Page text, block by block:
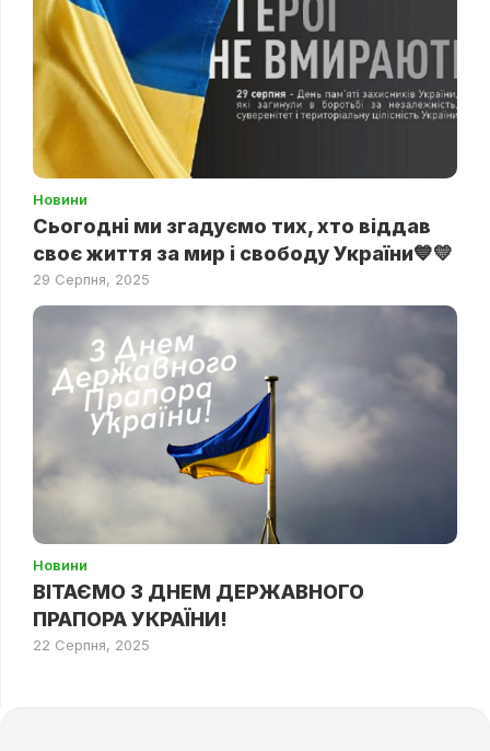
Новини
Сьогодні ми згадуємо тих, хто віддав
своє життя за мир і свободу України💙💛
29 Серпня, 2025
Новини
ВІТАЄМО З ДНЕМ ДЕРЖАВНОГО
ПРАПОРА УКРАЇНИ!
22 Серпня, 2025